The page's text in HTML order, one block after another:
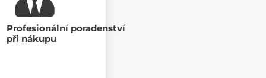
Profesionální poradenství
při nákupu